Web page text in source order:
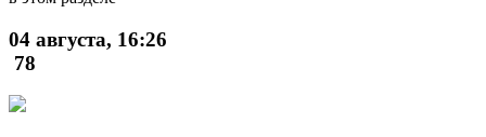
04 августа, 16:26
78